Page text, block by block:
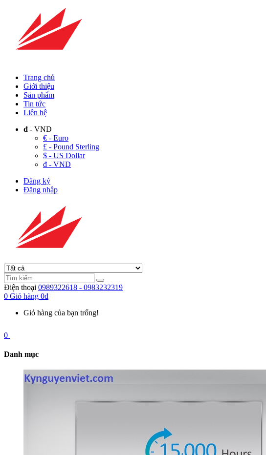
Trang chủ
Giới thiệu
Sản phẩm
Tin tức
Liên hệ
đ - VND
€ - Euro
£ - Pound Sterling
$ - US Dollar
đ - VND
Đăng ký
Đăng nhập
Điện thoại 0989322618 - 0983232319
0 Giỏ hàng 0đ
Giỏ hàng của bạn trống!
0
Danh mục